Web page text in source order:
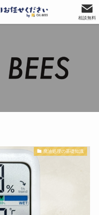
相談無料
廃油処理の基礎知識